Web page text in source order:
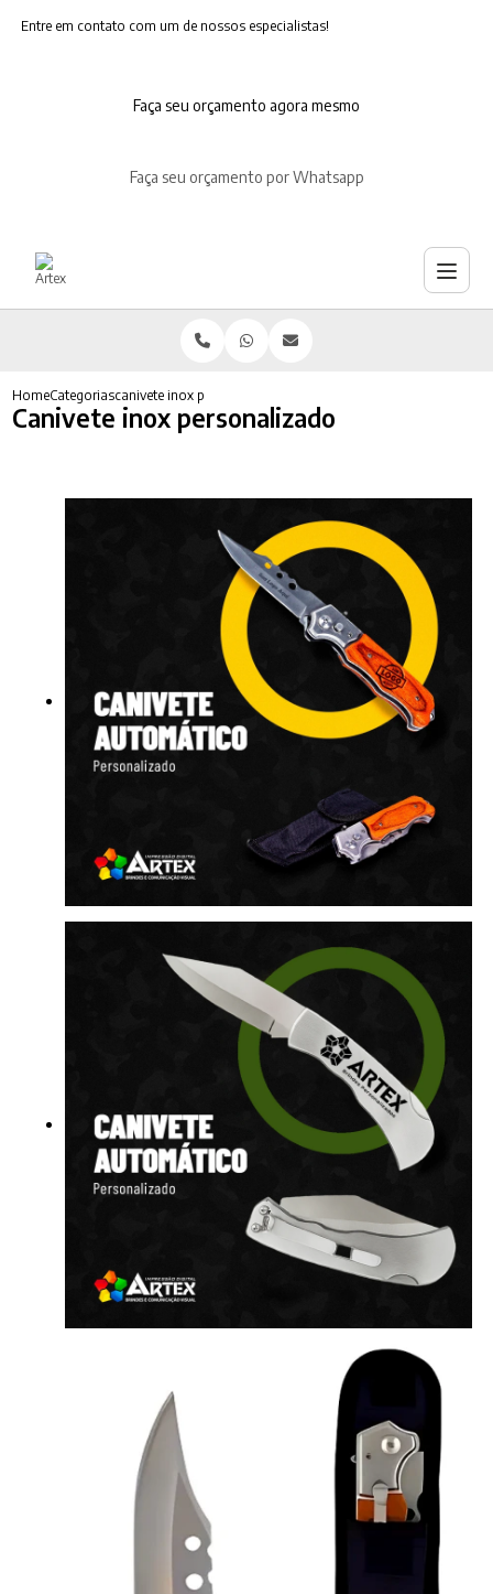
Entre em contato com um de nossos especialistas!
Faça seu orçamento agora mesmo
Faça seu orçamento por Whatsapp
HomeCategoriascanivete inox personalizado
Canivete inox personalizado